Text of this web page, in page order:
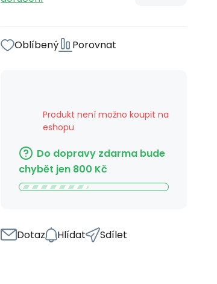
Oblíbený Porovnat
Produkt není možno koupit na
eshopu
Do dopravy zdarma bude
chybět jen 800 Kč
Dotaz Hlídat Sdílet